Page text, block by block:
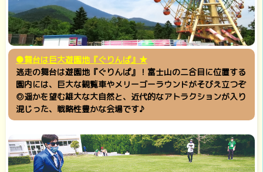
●舞台は巨大遊園地『ぐりんぱ』★
逃走の舞台は遊園地『ぐりんぱ』！富士山の二合目に位置する
園内には、巨大な観覧車やメリーゴーラウンドがそびえ立つぞ
◎遥かを望む雄大な大自然と、近代的なアトラクションが入り
混じった、戦略性豊かな会場です♪